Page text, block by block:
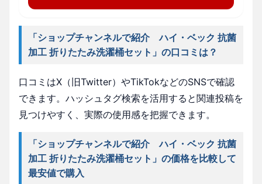
「ショップチャンネルで紹介 ハイ・ベック 抗菌
加工 折りたたみ洗濯桶セット」の口コミは？
口コミはX（旧Twitter）やTikTokなどのSNSで確認
できます。ハッシュタグ検索を活用すると関連投稿を
見つけやすく、実際の使用感を把握できます。
「ショップチャンネルで紹介 ハイ・ベック 抗菌
加工 折りたたみ洗濯桶セット」の価格を比較して
最安値で購入